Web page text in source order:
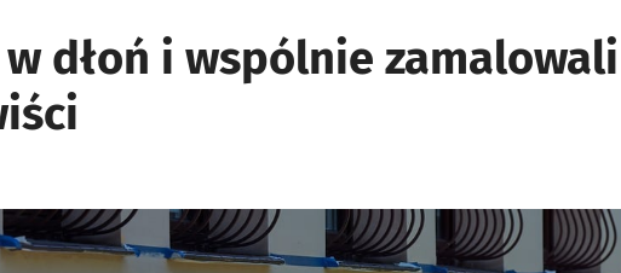
dłoń i wspólnie zamalowali